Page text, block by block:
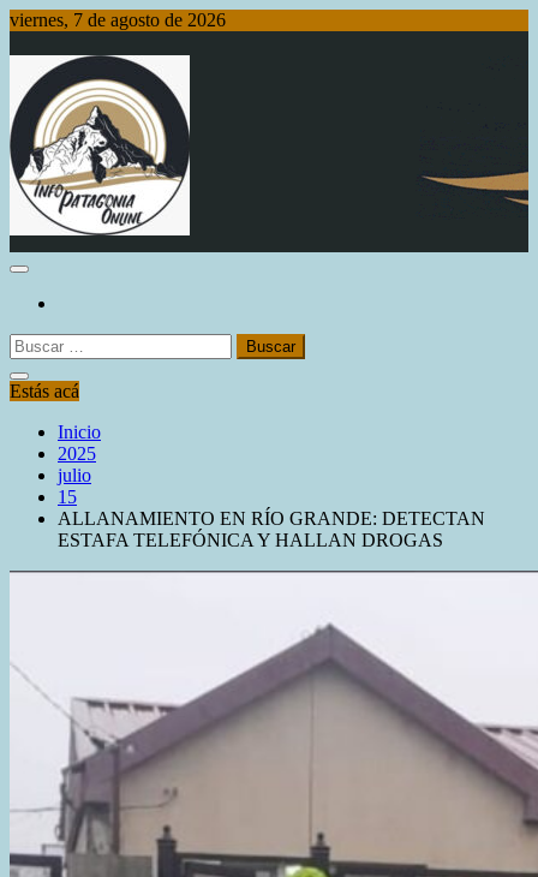
Saltar
contenido
viernes, 7 de agosto de 2026
Info Patagonia Online
Buscar:
Estás acá
Inicio
2025
julio
15
ALLANAMIENTO EN RÍO GRANDE: DETECTAN
ESTAFA TELEFÓNICA Y HALLAN DROGAS